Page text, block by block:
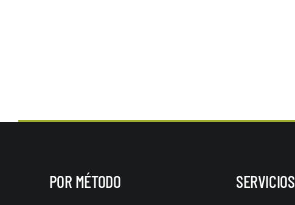
POR MÉTODO SERVICIOS